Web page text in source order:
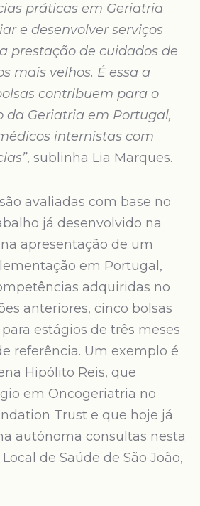
práticas em Geriatria
e desenvolver serviços
prestação de cuidados de
mais velhos. É essa a
contribuem para o
da Geriatria em Portugal,
internistas com
, sublinha Lia Marques.
avaliadas com base no
já desenvolvido na
apresentação de um
em Portugal,
adquiridas no
anteriores, cinco bolsas
estágios de três meses
referência. Um exemplo é
Hipólito Reis, que
em Oncogeriatria no
Trust e que hoje já
autónoma consultas nesta
de Saúde de São João,